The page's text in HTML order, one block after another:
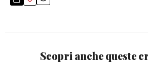
Scopri anche queste